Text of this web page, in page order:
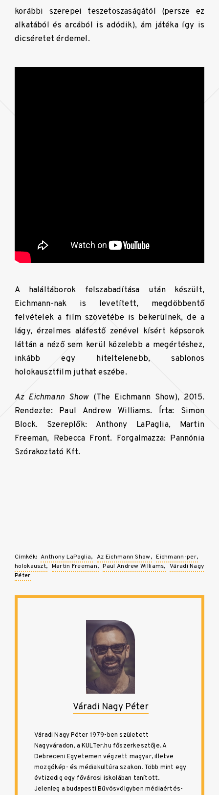
korábbi szerepei teszetoszaságától (persze ez
alkatából és arcából is adódik), ám játéka így is
dicséretet érdemel.
A haláltáborok felszabadítása után készült,
Eichmann-nak is levetített, megdöbbentő
felvételek a film szövetébe is bekerülnek, de a
lágy, érzelmes aláfestő zenével kísért képsorok
láttán a néző sem kerül közelebb a megértéshez,
inkább egy hiteltelenebb, sablonos
holokausztfilm juthat eszébe.
Az Eichmann Show(The Eichmann Show), 2015.
Rendezte: Paul Andrew Williams. Írta: Simon
Block. Szereplők: Anthony LaPaglia, Martin
Freeman, Rebecca Front. Forgalmazza: Pannónia
Szórakoztató Kft.
Címkék: Anthony LaPaglia Az Eichmann Show
Eichmann-per
holokauszt
Martin Freeman Paul Andrew Williams
Váradi Nagy
Péter
Váradi Nagy Péter
Váradi Nagy Péter 1979-ben született
Nagyváradon, a KULTer.hu főszerkesztője. A
Debreceni Egyetemen végzett magyar, illetve
mozgókép- és médiakultúra szakon. Több mint egy
évtizedig egy fővárosi iskolában tanított.
Jelenleg a budapesti Bűvösvölgyben médiaértés-